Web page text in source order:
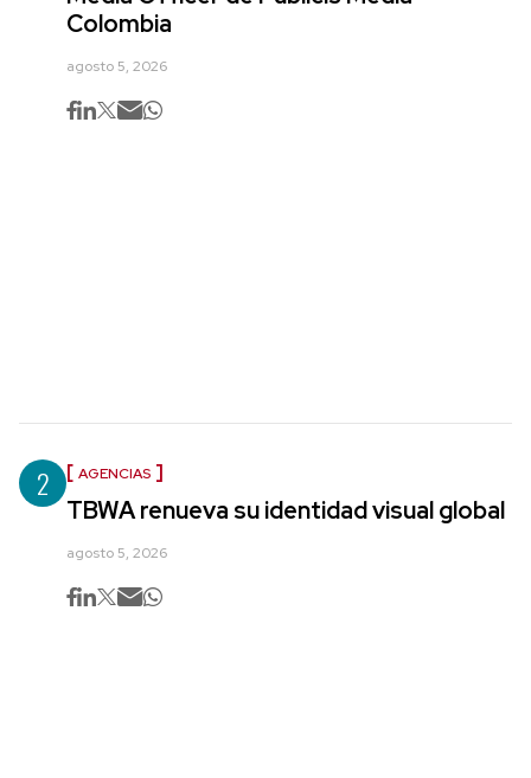
Colombia
agosto 5, 2026
2 AGENCIAS
TBWA renueva su identidad visual global
agosto 5, 2026